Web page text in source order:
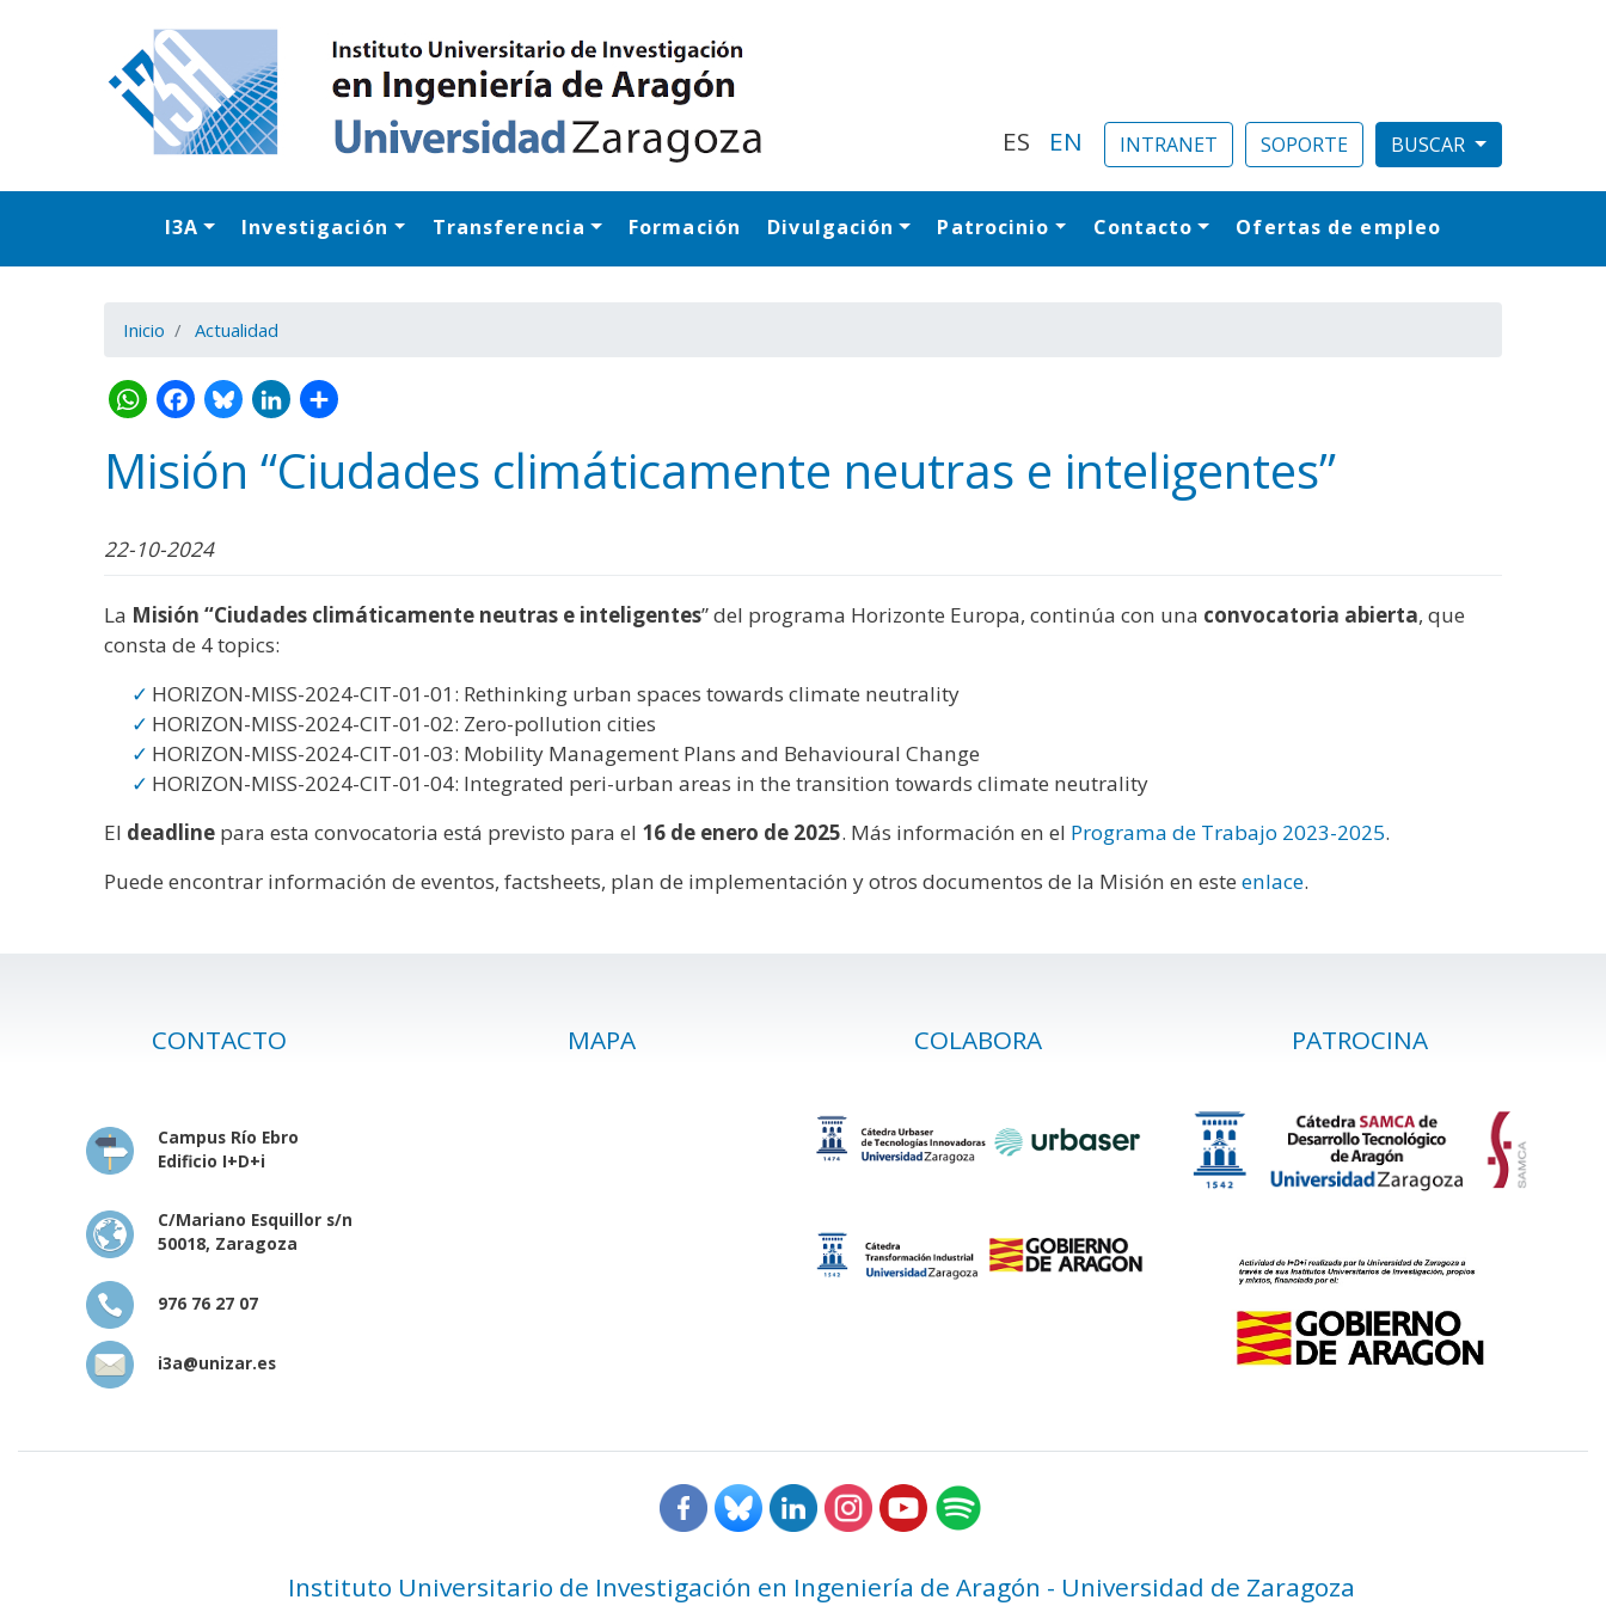
ES EN INTRANET SOPORTE
Navegación principal
I3A Investigación Transferencia Formación Divulgación Patrocinio Contacto Ofertas de empleo
Inicio Actualidad
Misión “Ciudades climáticamente neutras e inteligentes”
22-10-2024
La Misión “Ciudades climáticamente neutras e inteligentes” del programa Horizonte Europa, continúa con una convocatoria abierta, que
consta de 4 topics:
HORIZON-MISS-2024-CIT-01-01: Rethinking urban spaces towards climate neutrality
HORIZON-MISS-2024-CIT-01-02: Zero-pollution cities
HORIZON-MISS-2024-CIT-01-03: Mobility Management Plans and Behavioural Change
HORIZON-MISS-2024-CIT-01-04: Integrated peri-urban areas in the transition towards climate neutrality
El deadline para esta convocatoria está previsto para el 16 de enero de 2025. Más información en el Programa de Trabajo 2023-2025.
Puede encontrar información de eventos, factsheets, plan de implementación y otros documentos de la Misión en esteenlace.
CONTACTO
Campus Río Ebro
Edificio I+D+i
C/Mariano Esquillor s/n
50018, Zaragoza
976 76 27 07
i3a@unizar.es
MAPA COLABORA PATROCINA
Instituto Universitario de Investigación en Ingeniería de Aragón - Universidad de Zaragoza